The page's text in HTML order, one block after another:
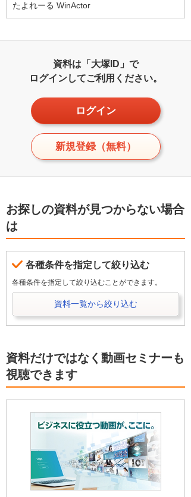
たよれーる WinActor
資料は「大塚ID」で
ログインしてご利用ください。
ログイン
新規登録（無料）
お探しの資料が見つからない場合
は
各種条件を指定して絞り込む
各種条件を指定して絞り込むことができます。
資料一覧から絞り込む
資料だけではなく動画セミナーも
視聴できます